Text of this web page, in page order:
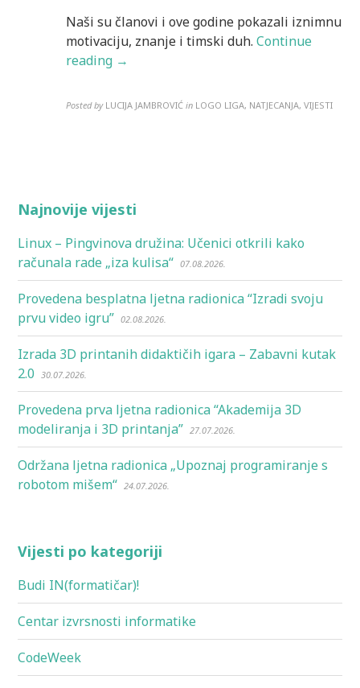
Naši su članovi i ove godine pokazali iznimnu
motivaciju, znanje i timski duh.Continue
reading →
Posted by LUCIJA JAMBROVIĆ in LOGO LIGA, NATJECANJA, VIJESTI
Najnovije vijesti
Linux – Pingvinova družina: Učenici otkrili kako
računala rade „iza kulisa“ 07.08.2026.
Provedena besplatna ljetna radionica “Izradi svoju
prvu video igru” 02.08.2026.
Izrada 3D printanih didaktičih igara – Zabavni kutak
2.0
30.07.2026.
Provedena prva ljetna radionica “Akademija 3D
modeliranja i 3D printanja” 27.07.2026.
Održana ljetna radionica „Upoznaj programiranje s
robotom mišem“ 24.07.2026.
Vijesti po kategoriji
Budi IN(formatičar)!
Centar izvrsnosti informatike
CodeWeek